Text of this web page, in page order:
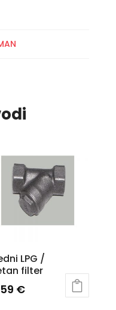
LPG /
filter
€